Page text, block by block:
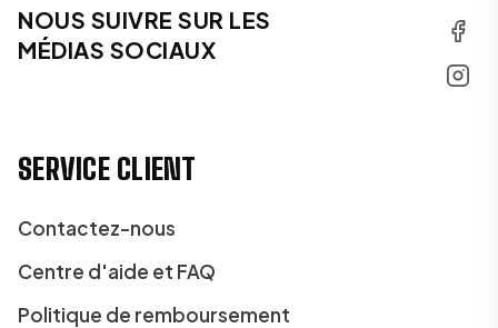
NOUS SUIVRE SUR LES
MÉDIAS SOCIAUX
SERVICE CLIENT
Contactez-nous
Centre d'aide et FAQ
Politique de remboursement